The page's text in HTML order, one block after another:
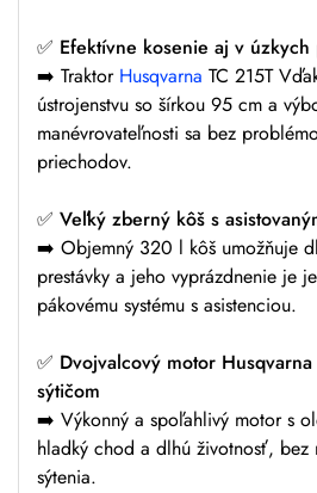
✅ Efektívne kosenie aj v
➡️ Traktor Husqvarna TC 215T
ústrojenstvu so šírkou 95 cm a
manévrovateľnosti sa bez
priechodov.
✅ Veľký zberný kôš s
➡️ Objemný 320 l kôš umožňuje
prestávky a jeho vyprázdnenie je
pákovému systému s asistenciou.
✅ Dvojvalcový motor
sýtičom
➡️ Výkonný a spoľahlivý motor s
hladký chod a dlhú životnosť, bez
sýtenia.